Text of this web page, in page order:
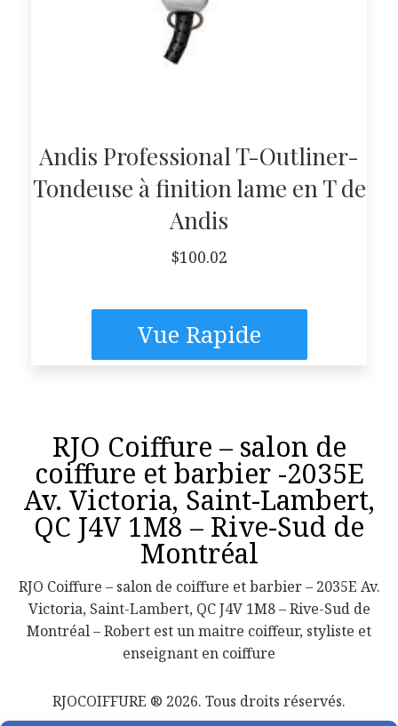
Andis Professional T-Outliner-
Tondeuse à finition lame en T de
Andis
$100.02
Vue Rapide
RJO Coiffure – salon de
coiffure et barbier -2035E
Av. Victoria, Saint-Lambert,
QC J4V 1M8 – Rive-Sud de
Montréal
RJO Coiffure – salon de coiffure et barbier – 2035E Av.
Victoria, Saint-Lambert, QC J4V 1M8 – Rive-Sud de
Montréal – Robert est un maitre coiffeur, styliste et
enseignant en coiffure
RJOCOIFFURE ® 2026. Tous droits réservés.